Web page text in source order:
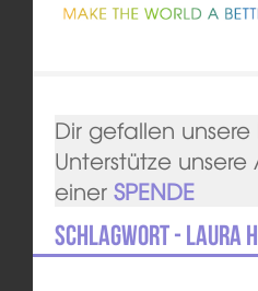
Dir gefallen
Unterstütze
einer SPENDE
Schlagwort - Laura